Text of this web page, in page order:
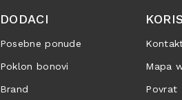
DODACI
Posebne ponude
Poklon bonovi
Brand
Mapa
Povrat